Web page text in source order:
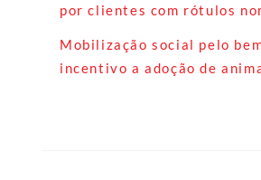
por clientes com rótulos
Mobilização social pelo
incentivo a adoção de